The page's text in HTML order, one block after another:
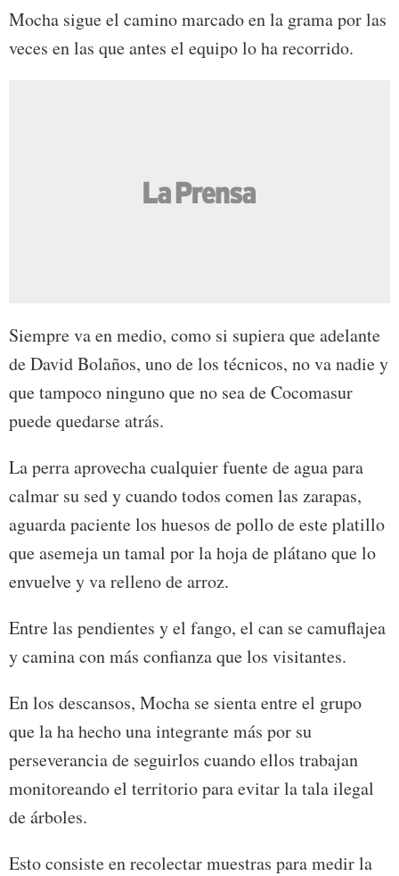
Mocha sigue el camino marcado en la grama por las
veces en las que antes el equipo lo ha recorrido.
Siempre va en medio, como si supiera que adelante
de David Bolaños, uno de los técnicos, no va nadie y
que tampoco ninguno que no sea de Cocomasur
puede quedarse atrás.
La perra aprovecha cualquier fuente de agua para
calmar su sed y cuando todos comen las zarapas,
aguarda paciente los huesos de pollo de este platillo
que asemeja un tamal por la hoja de plátano que lo
envuelve y va relleno de arroz.
Entre las pendientes y el fango, el can se camuflajea
y camina con más confianza que los visitantes.
En los descansos, Mocha se sienta entre el grupo
que la ha hecho una integrante más por su
perseverancia de seguirlos cuando ellos trabajan
monitoreando el territorio para evitar la tala ilegal
de árboles.
Esto consiste en recolectar muestras para medir la